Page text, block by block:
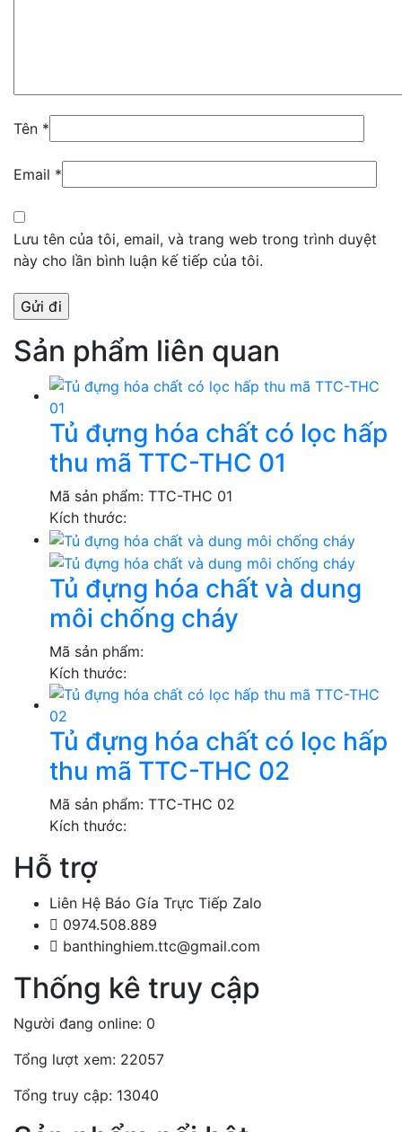
Tên *
Email *
Lưu tên của tôi, email, và trang web trong trình duyệt
này cho lần bình luận kế tiếp của tôi.
Sản phẩm liên quan
Tủ đựng hóa chất có lọc hấp
thu mã TTC-THC 01
Mã sản phẩm: TTC-THC 01
Kích thước:
Tủ đựng hóa chất và dung
môi chống cháy
Mã sản phẩm:
Kích thước:
Tủ đựng hóa chất có lọc hấp
thu mã TTC-THC 02
Mã sản phẩm: TTC-THC 02
Kích thước:
Hỗ trợ
Liên Hệ Báo Gía Trực Tiếp Zalo
0974.508.889
banthinghiem.ttc@gmail.com
Thống kê truy cập
Người đang online: 0
Tổng lượt xem: 22057
Tổng truy cập: 13040